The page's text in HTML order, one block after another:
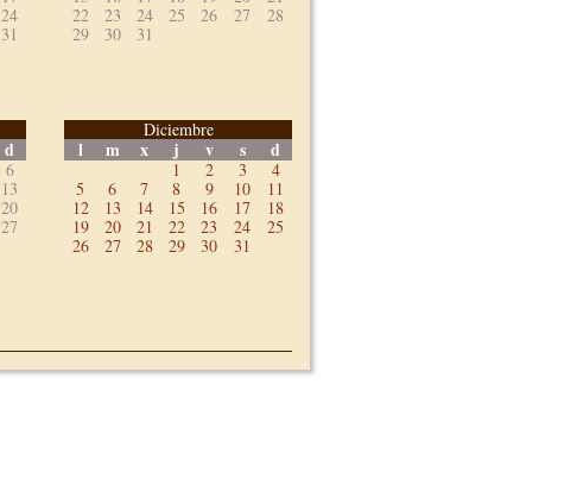
24
31
22
23 24 25 26 27
28
29
30 31
d
6
13
20
27
Diciembre
l m x j v s d
1 2 3
4
5
6 7 8 9 10
11
12
13 14 15 16 17
18
19
20 21 22 23 24
25
26
27 28 29 30 31